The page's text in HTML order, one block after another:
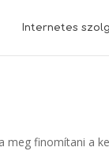
Internetes
meg finomítani a